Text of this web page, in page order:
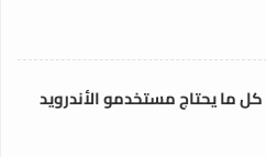
مميزات أندرويد 17 كل ما يحتاج مستخدمو الأندرويد